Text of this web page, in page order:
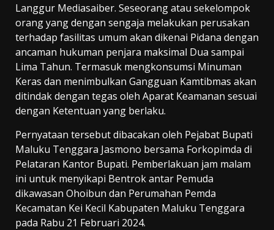
Langgur Mediasaiber. Seseorang atau sekelompok
orang yang dengan sengaja melakukan perusakan
terhadap fasilitas umum akan dikenai Pidana dengan
ancaman hukuman penjara maksimal Dua sampai
Lima Tahun. Termasuk mengkonsumsi Minuman
Keras dan menimbulkan Gangguan Kamtibmas akan
ditindak dengan tegas oleh Aparat Keamanan sesuai
dengan Ketentuan yang berlaku.
Pernyataan tersebut dibacakan oleh Pejabat Bupati
Maluku Tenggara Jasmono bersama Forkopimda di
Pelataran Kantor Bupati. Pemberlakuan jam malam
ini untuk menyikapi Bentrok antar Pemuda
dikawasan Ohoibun dan Perumahan Pemda
Kecamatan Kei Kecil Kabupaten Maluku Tenggara
pada Rabu 21 Februari 2024.